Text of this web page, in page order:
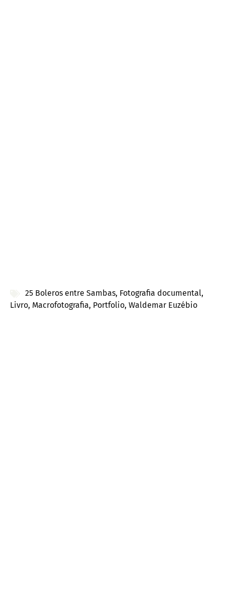
Tags:25 Boleros entre Sambas, Fotografia documental,
Livro, Macrofotografia, Portfolio, Waldemar Euzébio